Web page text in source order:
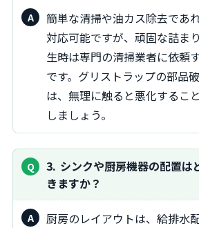
簡単な清掃や油カス除去であればスタッフでも
対応可能ですが、頑固な詰ま
生時は専門の清掃業者に依頼
です。グリストラップの部品
は、無理に触ると悪化するこ
しましょう。
3 シンクや厨房機器の配置は
きますか？
厨房のレイアウトは、給排水配管やグリストラ